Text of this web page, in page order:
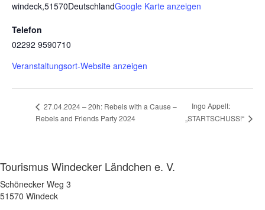
windeck,51570DeutschlandGoogle Karte anzeigen
Telefon
02292 9590710
Veranstaltungsort-Website anzeigen
27.04.2024 – 20h: Rebels with a Cause –
Rebels and Friends Party 2024
Ingo Appelt:
„STARTSCHUSS!“
Tourismus Windecker Ländchen e. V.
Schönecker Weg 3
51570 Windeck